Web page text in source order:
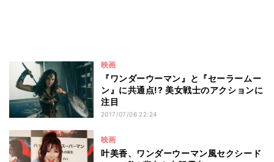
映画
『ワンダーウーマン』と『セーラームー
ン』に共通点!? 美女戦士のアクションに
注目
2017/07/06 22:24
映画
叶美香、ワンダーウーマン風セクシード